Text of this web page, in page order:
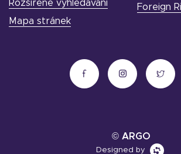
Foreign
Rozšířené vyhledávání
Mapa stránek
© ARGO
Designed by